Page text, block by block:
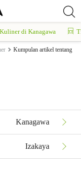
Kuliner di Kanagawa
Kumpulan artikel tentang
Kanagawa
Izakaya